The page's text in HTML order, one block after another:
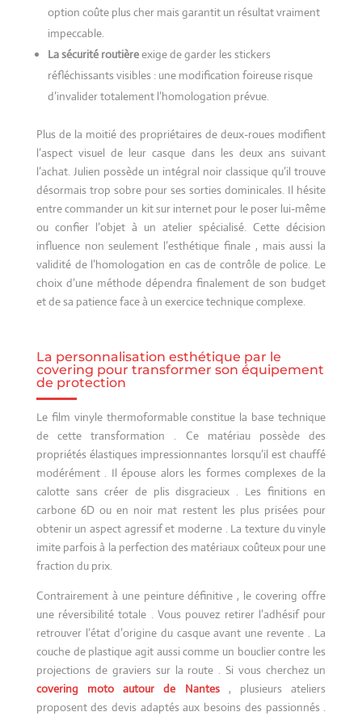
option coûte plus cher mais garantit un résultat vraiment
impeccable.
La sécurité routièreexige de garder les stickers
réfléchissants visibles : une modification foireuse risque
d’invalider totalement l’homologation prévue.
Plus de la moitié des propriétaires de deux-roues modifient
l’aspect visuel de leur casque dans les deux ans suivant
l’achat. Julien possède un intégral noir classique qu’il trouve
désormais trop sobre pour ses sorties dominicales. Il hésite
entre commander un kit sur internet pour le poser lui-même
ou confier l’objet à un atelier spécialisé. Cette décision
influence non seulement l’esthétique finale , mais aussi la
validité de l’homologation en cas de contrôle de police. Le
choix d’une méthode dépendra finalement de son budget
et de sa patience face à un exercice technique complexe.
La personnalisation esthétique par le
covering pour transformer son équipement
de protection
Le film vinyle thermoformable constitue la base technique
de cette transformation . Ce matériau possède des
propriétés élastiques impressionnantes lorsqu’il est chauffé
modérément . Il épouse alors les formes complexes de la
calotte sans créer de plis disgracieux . Les finitions en
carbone 6D ou en noir mat restent les plus prisées pour
obtenir un aspect agressif et moderne . La texture du vinyle
imite parfois à la perfection des matériaux coûteux pour une
fraction du prix.
Contrairement à une peinture définitive , le covering offre
une réversibilité totale . Vous pouvez retirer l’adhésif pour
retrouver l’état d’origine du casque avant une revente . La
couche de plastique agit aussi comme un bouclier contre les
projections de graviers sur la route . Si vous cherchez un
covering moto autour de Nantes, plusieurs ateliers
proposent des devis adaptés aux besoins des passionnés .